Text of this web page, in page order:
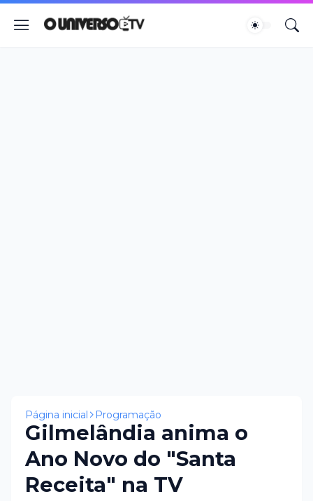
Página inicial Programação
Gilmelândia anima o
Ano Novo do "Santa
Receita" na TV